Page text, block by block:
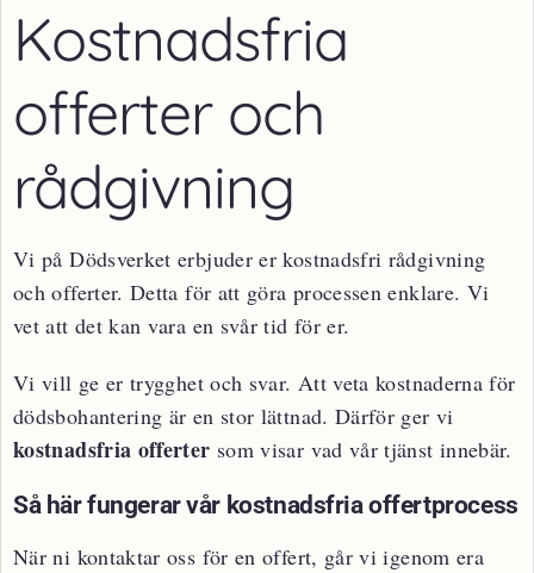
Kostnadsfria
offerter och
rådgivning
Vi på Dödsverket erbjuder er kostnadsfri rådgivning
och offerter. Detta för att göra processen enklare. Vi
vet att det kan vara en svår tid för er.
Vi vill ge er trygghet och svar. Att veta kostnaderna för
dödsbohantering är en stor lättnad. Därför ger vi
kostnadsfria offerter som visar vad vår tjänst innebär.
Så här fungerar vår kostnadsfria offertprocess
När ni kontaktar oss för en offert, går vi igenom era